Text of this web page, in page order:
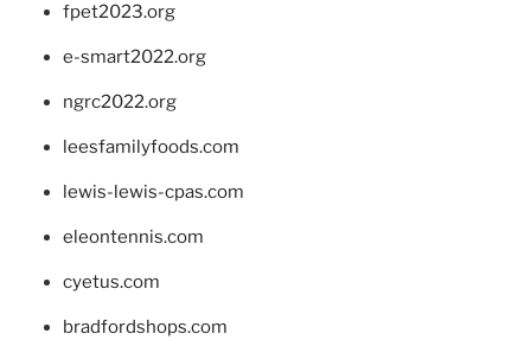
fpet2023.org
e-smart2022.org
ngrc2022.org
leesfamilyfoods.com
lewis-lewis-cpas.com
eleontennis.com
cyetus.com
bradfordshops.com